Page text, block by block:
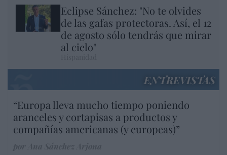
Eclipse Sánchez: "No te olvides
de las gafas protectoras. Así, el 12
de agosto sólo tendrás que mirar
al cielo"
ENTREVISTAS
“Europa lleva mucho tiempo poniendo
aranceles y cortapisas a productos y
compañías americanas (y europeas)”